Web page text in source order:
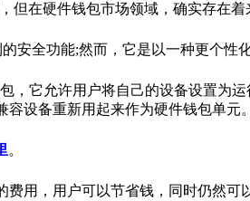
但在硬件钱包市场领域，确实存在着
安全功能;然而，它是以一种更个性
，它允许用户将自己的设备设置为
设备重新用起来作为硬件钱包单元。
。
费用，用户可以节省钱，同时仍然